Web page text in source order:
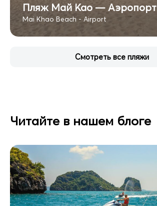
Пляж Май Као — Аэропорт
Mai Khao Beach - Airport
Смотреть все пляжи
Читайте в нашем блоге